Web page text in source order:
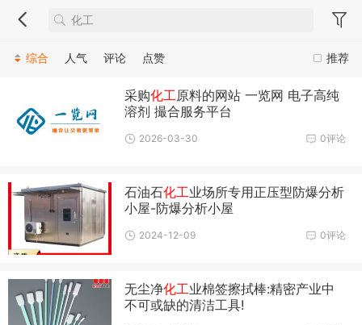
推荐
综合 人气 评论 点赞
采购化工原料的网站 一览网 电子高纯
溶剂 撮合服务平台
0评论
2026-03-30
石油石化工业场所专用正压型防爆分析
小屋-防爆分析小屋
0评论
2024-12-09
无尘净化工业棉签擦拭棒:精密产业中
不可或缺的清洁工具!